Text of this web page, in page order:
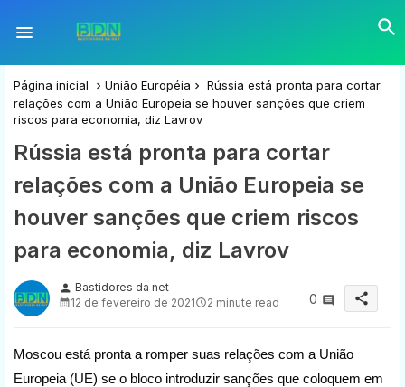
Página inicial União Européia
Rússia está pronta para cortar
relações com a União Europeia se houver sanções que criem
riscos para economia, diz Lavrov
Rússia está pronta para cortar
relações com a União Europeia se
houver sanções que criem riscos
para economia, diz Lavrov
person Bastidores da net
12 de fevereiro de 2021
2 minute read 0 share
Moscou está pronta a romper suas relações com a União
Europeia (UE) se o bloco introduzir sanções que coloquem em